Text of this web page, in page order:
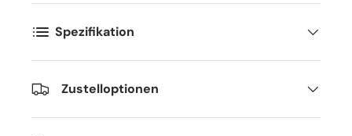
Spezifikation
Zustelloptionen